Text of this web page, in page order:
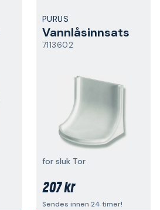
PURUS
Vannlåsinnsats
7113602
for sluk Tor
207 kr
Sendes innen 24 timer!